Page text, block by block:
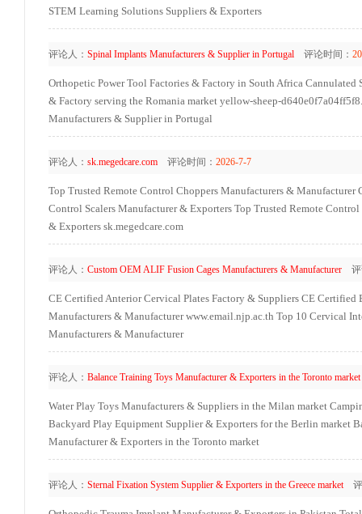
STEM Learning Solutions Suppliers & Exporters
评论人： Spinal Implants Manufacturers & Supplier in Portugal 评论时间：
Orthopetic Power Tool Factories & Factory in South Africa Cannulated
& Factory serving the Romania market yellow-sheep-
Manufacturers & Supplier in Portugal
评论人： sk.megedcare.com 评论时间： 2026-7-7
Top Trusted Remote Control Choppers Manufacturers & Manufacturer
Control Scalers Manufacturer & Exporters Top Trusted Remote
& Exporters sk.megedcare.com
评论人： Custom OEM ALIF Fusion Cages Manufacturers & Manufacturer 评
CE Certified Anterior Cervical Plates Factory & Suppliers CE Certified
Manufacturers & Manufacturer www.email.njp.ac.th Top 10 Cervical
Manufacturers & Manufacturer
评论人： Balance Training Toys Manufacturer & Exporters in the Toronto market
Water Play Toys Manufacturers & Suppliers in the Milan market
Backyard Play Equipment Supplier & Exporters for the Berlin market
Manufacturer & Exporters in the Toronto market
评论人： Sternal Fixation System Supplier & Exporters in the Greece market评